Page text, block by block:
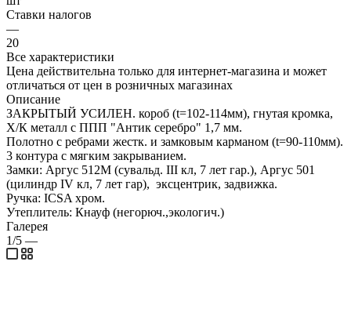
Ставки налогов
—
20
Все характеристики
Цена действительна только для интернет-магазина и может
отличаться от цен в розничных магазинах
Описание
ЗАКРЫТЫЙ УСИЛЕН. короб (t=102-114мм), гнутая кромка,
Х/К металл с ППП "Антик серебро" 1,7 мм.
Полотно с ребрами жестк. и замковым карманом (t=90-110мм).
3 контура с мягким закрыванием.
Замки: Аргус 512М (сувальд. III кл, 7 лет гар.), Аргус 501
(цилиндр IV кл, 7 лет гар), эксцентрик, задвижка.
Ручка: ICSA хром.
Утеплитель: Кнауф (негорюч.,экологич.)
Галерея
1/5 —